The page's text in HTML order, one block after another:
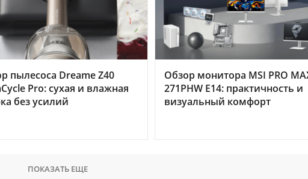
пылесоса Dreame Z40
Pro: сухая и влажная
без усилий
Обзор монитора MSI PRO
271PHW E14: практичность и
визуальный комфорт
ПОКАЗАТЬ ЕЩЕ